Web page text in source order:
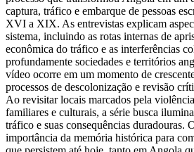
captura, tráfico e embarque de pessoas
XVI a XIX. As entrevistas explicam
sistema, incluindo as rotas internas de
econômica do tráfico e as interferências
profundamente sociedades e territórios
vídeo ocorre em um momento de
processos de descolonização e revisão
Ao revisitar locais marcados pela
familiares e culturais, a série busca
tráfico e suas consequências duradouras.
importância da memória histórica para